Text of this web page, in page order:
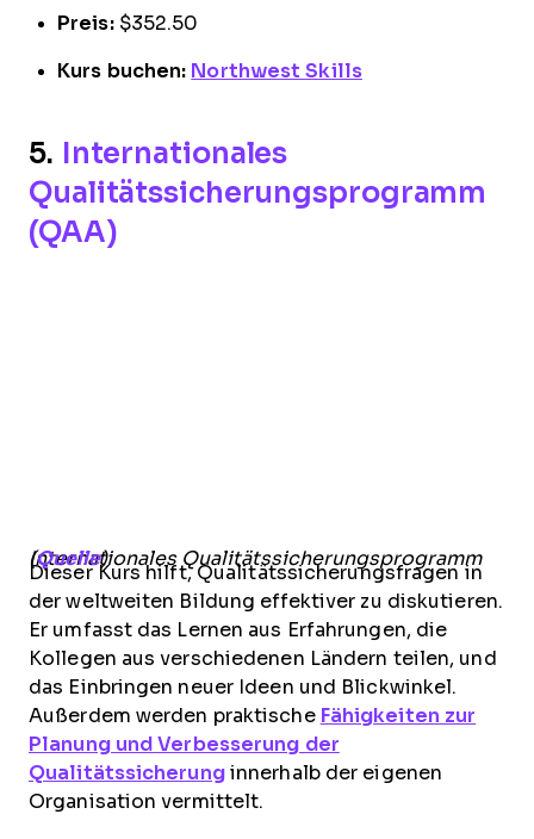
Preis:$352.50
Kurs buchen: Northwest Skills
5. Internationales
Qualitätssicherungsprogramm
(QAA)
Internationales Qualitätssicherungsprogramm (Quelle)
Dieser Kurs hilft, Qualitätssicherungsfragen in
der weltweiten Bildung effektiver zu diskutieren.
Er umfasst das Lernen aus Erfahrungen, die
Kollegen aus verschiedenen Ländern teilen, und
das Einbringen neuer Ideen und Blickwinkel.
Außerdem werden praktische Fähigkeiten zur
Planung und Verbesserung der
Qualitätssicherunginnerhalb der eigenen
Organisation vermittelt.